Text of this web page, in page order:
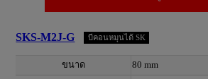
SKS-M2J-G บีคอนหมุนได้ SK
ขนาด
80 mm